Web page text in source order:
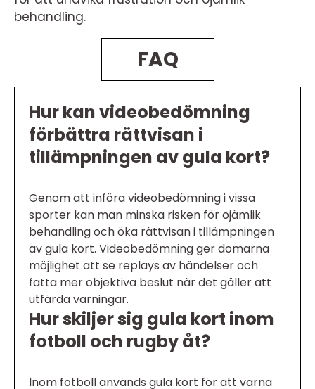
behandling.
FAQ
Hur kan videobedömning
förbättra rättvisan i
tillämpningen av gula kort?
Genom att införa videobedömning i vissa
sporter kan man minska risken för ojämlik
behandling och öka rättvisan i tillämpningen
av gula kort. Videobedömning ger domarna
möjlighet att se replays av händelser och
fatta mer objektiva beslut när det gäller att
utfärda varningar.
Hur skiljer sig gula kort inom
fotboll och rugby åt?
Inom fotboll används gula kort för att varna